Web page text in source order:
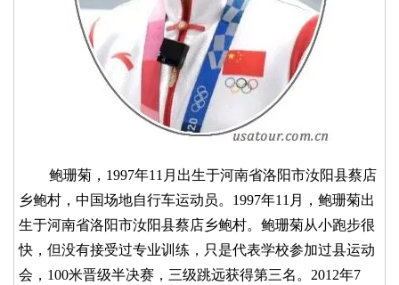
鲍珊菊，1997年11月出生于河南省洛阳市汝阳县蔡店
乡鲍村，中国场地自行车运动员。1997年11月，鲍珊菊出
生于河南省洛阳市汝阳县蔡店乡鲍村。鲍珊菊从小跑步很
快，但没有接受过专业训练，只是代表学校参加过县运动
会，100米晋级半决赛，三级跳远获得第三名。2012年7